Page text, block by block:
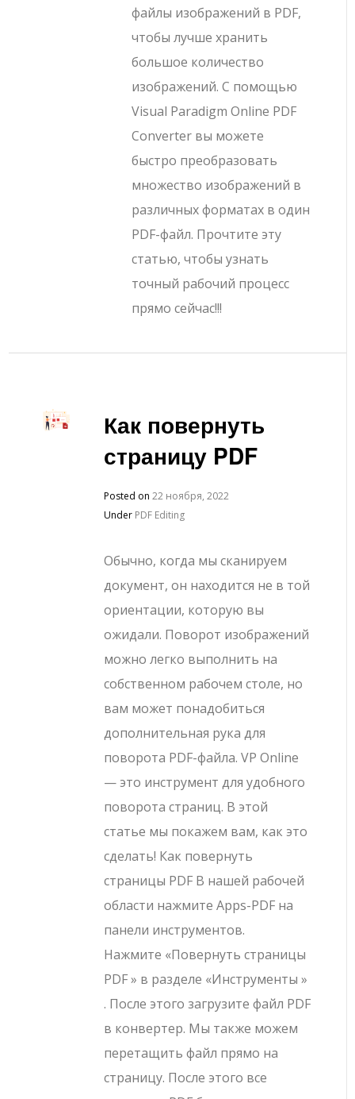
файлы изображений в PDF,
чтобы лучше хранить
большое количество
изображений. С помощью
Visual Paradigm Online PDF
Converter вы можете
быстро преобразовать
множество изображений в
различных форматах в один
PDF-файл. Прочтите эту
статью, чтобы узнать
точный рабочий процесс
прямо сейчас!!!
Как повернуть
страницу PDF
Posted on 22 ноября, 2022
Under PDF Editing
Обычно, когда мы сканируем
документ, он находится не в той
ориентации, которую вы
ожидали. Поворот изображений
можно легко выполнить на
собственном рабочем столе, но
вам может понадобиться
дополнительная рука для
поворота PDF-файла. VP Online
— это инструмент для удобного
поворота страниц. В этой
статье мы покажем вам, как это
сделать! Как повернуть
страницы PDF В нашей рабочей
области нажмите Apps-PDF на
панели инструментов.
Нажмите «Повернуть страницы
PDF » в разделе «Инструменты »
. После этого загрузите файл PDF
в конвертер. Мы также можем
перетащить файл прямо на
страницу. После этого все